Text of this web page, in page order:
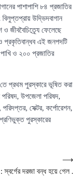
পাশাপাশি ৮৪ প্রজাতির
উদ্ভিদবাগান
জীববৈচিত্র্যে ফেলেছে
প্রকৃতিবান্ধব এই জনপদটি
ও ২০০ প্রজাতির
প্রথম পুরস্কারে ভূষিত করা
উপজেলা পরিষদ,
সেক্টর, কর্পোরেশন,
পুরস্কারের
দরজা বন্ধ হয়ে গেল .
⟶